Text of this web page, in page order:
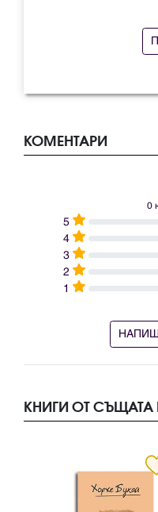
КОМЕНТАРИ
0
5
4
3
2
1
КНИГИ ОТ СЪЩАТА